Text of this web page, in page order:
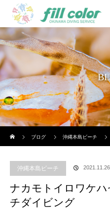
ブログ
沖縄本島ビーチ
沖縄本島ビーチ 2021.11.26
ナカモトイロワケ
チダイビング